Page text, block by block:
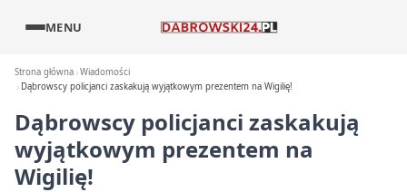
MENU
Strona główna Wiadomości
Dąbrowscy policjanci zaskakują wyjątkowym prezentem na Wigilię!
Dąbrowscy policjanci zaskakują
wyjątkowym prezentem na
Wigilię!